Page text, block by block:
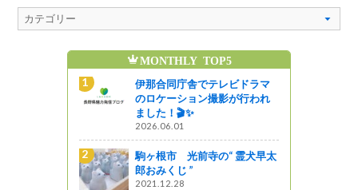
MONTHLY TOP5
伊那合同庁舎でテレビドラマ
のロケーション撮影が行われ
ました！🎬✨
2026.06.01
駒ヶ根市 光前寺の“ 霊犬早太
郎おみくじ ”
2021.12.28